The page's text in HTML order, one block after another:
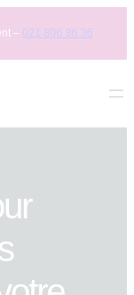
– 021 806 36 36